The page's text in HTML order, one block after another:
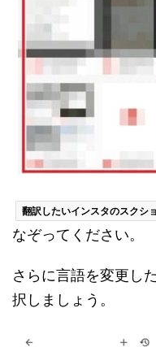
翻訳したいインスタのスクショ
なぞってください。
さらに言語を変更し
択しましょう。